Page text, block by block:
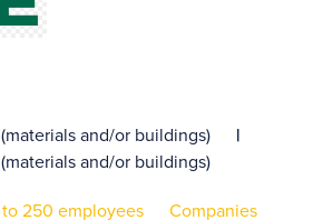
and/or buildings)
and/or buildings)
250 employees
Companies